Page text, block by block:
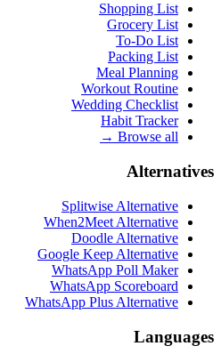
Shopping List
Grocery List
To-Do List
Packing List
Meal Planning
Workout Routine
Wedding Checklist
Habit Tracker
Browse all →
Alternatives
Splitwise Alternative
When2Meet Alternative
Doodle Alternative
Google Keep Alternative
WhatsApp Poll Maker
WhatsApp Scoreboard
WhatsApp Plus Alternative
Languages